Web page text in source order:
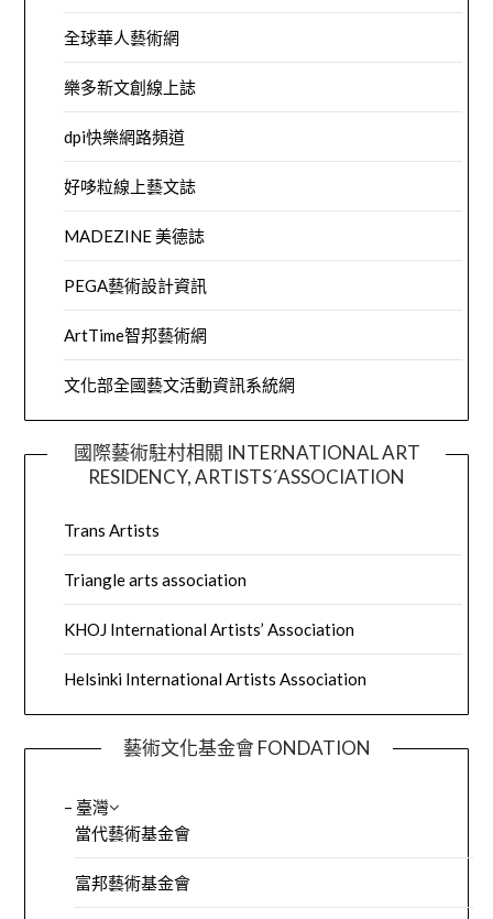
全球華人藝術網
樂多新文創線上誌
dpi快樂網路頻道
好哆粒線上藝文誌
MADEZINE 美德誌
PEGA藝術設計資訊
ArtTime智邦藝術網
文化部全國藝文活動資訊系統網
國際藝術駐村相關 INTERNATIONAL ART
RESIDENCY, ARTISTS´ASSOCIATION
Trans Artists
Triangle arts association
KHOJ International Artists’ Association
Helsinki International Artists Association
藝術文化基金會 FONDATION
– 臺灣
當代藝術基金會
富邦藝術基金會